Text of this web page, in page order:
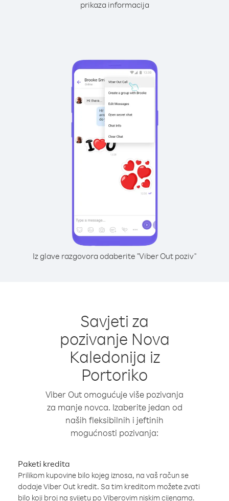
prikaza informacija
Iz glave razgovora odaberite "Viber Out poziv"
Savjeti za
pozivanje Nova
Kaledonija iz
Portoriko
Viber Out omogućuje više pozivanja
za manje novca. Izaberite jedan od
naših fleksibilnih i jeftinih
mogućnosti pozivanja:
Paketi kredita
Prilikom kupovine bilo kojeg iznosa, na vaš račun se
dodaje Viber Out kredit. Sa tim kreditom možete zvati
bilo koji broj na svijetu po Viberovim niskim cijenama.